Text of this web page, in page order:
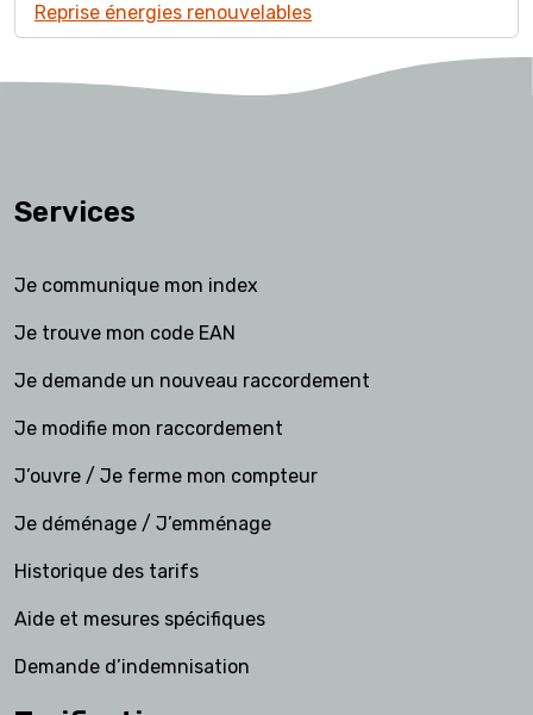
Reprise énergies renouvelables
Services
Je communique mon index
Je trouve mon code EAN
Je demande un nouveau raccordement
Je modifie mon raccordement
J’ouvre / Je ferme mon compteur
Je déménage / J’emménage
Historique des tarifs
Aide et mesures spécifiques
Demande d’indemnisation